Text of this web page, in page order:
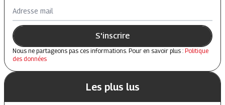
Adresse mail
S'inscrire
Nous ne partageons pas ces informations. Pour en savoir plus : Politique
des données
Les plus lus